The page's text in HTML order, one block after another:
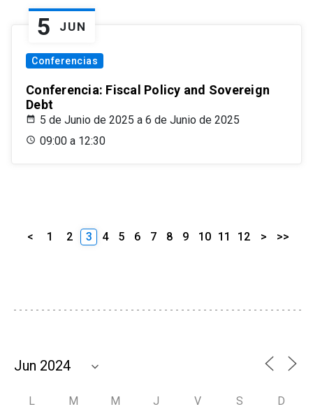
5 JUN
Conferencias
Conferencia: Fiscal Policy and Sovereign
Debt
5 de Junio de 2025 a 6 de Junio de 2025
09:00 a 12:30
< 1 2 3 4 5 6 7 8 9 10 11 12 > >>
L M M J V S D